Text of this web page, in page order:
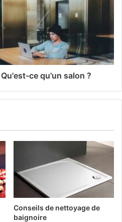
ce qu'un salon ?
Conseils de nettoyage de
baignoire